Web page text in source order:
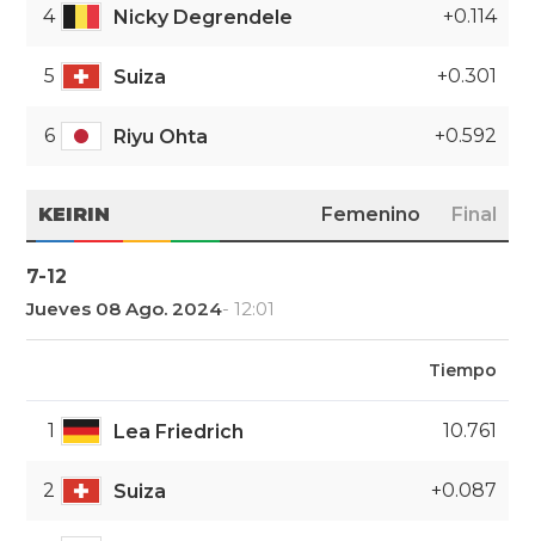
4 Nicky Degrendele +0.114
5 Suiza +0.301
6 Riyu Ohta +0.592
KEIRIN Femenino Final
7-12
Jueves 08 Ago. 2024- 12:01
Tiempo
1 Lea Friedrich 10.761
2 Suiza +0.087